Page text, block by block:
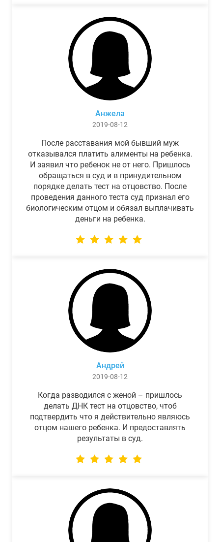
Анжела
2019-08-12
После расставания мой бывший муж
отказывался платить алименты на ребенка.
И заявил что ребенок не от него. Пришлось
обращаться в суд и в принудительном
порядке делать тест на отцовство. После
проведения данного теста суд признал его
биологическим отцом и обязал выплачивать
деньги на ребенка.
Андрей
2019-08-12
Когда разводился с женой – пришлось
делать ДНК тест на отцовство, чтоб
подтвердить что я действительно являюсь
отцом нашего ребенка. И предоставлять
результаты в суд.